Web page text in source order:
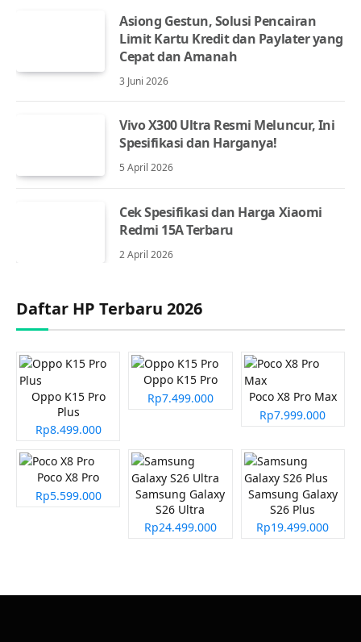
Asiong Gestun, Solusi Pencairan
Limit Kartu Kredit dan Paylater yang
Cepat dan Amanah
3 Juni 2026
Vivo X300 Ultra Resmi Meluncur, Ini
Spesifikasi dan Harganya!
5 April 2026
Cek Spesifikasi dan Harga Xiaomi
Redmi 15A Terbaru
2 April 2026
Daftar HP Terbaru 2026
Oppo K15 Pro
Plus
Rp8.499.000
Oppo K15 Pro
Rp7.499.000
Poco X8 Pro Max
Rp7.999.000
Poco X8 Pro
Rp5.599.000
Samsung Galaxy
S26 Ultra
Rp24.499.000
Samsung Galaxy
S26 Plus
Rp19.499.000